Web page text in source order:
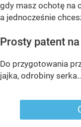
gdy masz ochotę na
a jednocześnie
Prosty patent
Do przygotowania
jajka, odrobiny